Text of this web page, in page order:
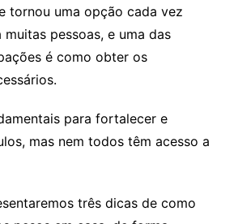
tornou uma opção cada vez
pessoas, e uma das
é como obter os
para fortalecer e
mas nem todos têm acesso a
três dicas de como